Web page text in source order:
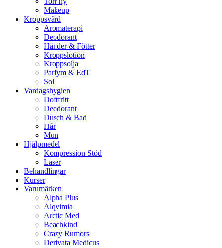
Makeup
Kroppsvård
Aromaterapi
Deodorant
Händer & Fötter
Kroppslotion
Kroppsolja
Parfym & EdT
Sol
Vardagshygien
Doftfritt
Deodorant
Dusch & Bad
Hår
Mun
Hjälpmedel
Kompression Stöd
Laser
Behandlingar
Kurser
Varumärken
Alpha Plus
Alqvimia
Arctic Med
Beachkind
Crazy Rumors
Derivata Medicus